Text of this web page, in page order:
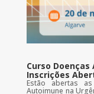
Curso
Inscrições
Estão abertas
Autoimune na